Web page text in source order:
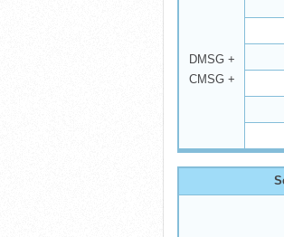
DMSG +
CMSG +